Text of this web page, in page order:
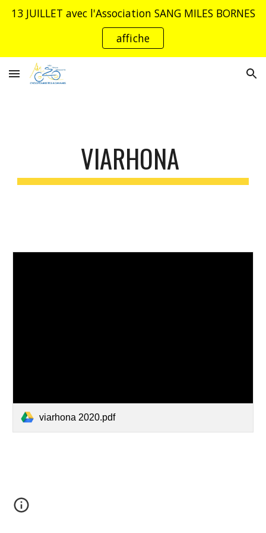
Skip to main content
13 JUILLET avec l'Association SANG MILES BORNES
affiche
VIARHONA
viarhona 2020.pdf